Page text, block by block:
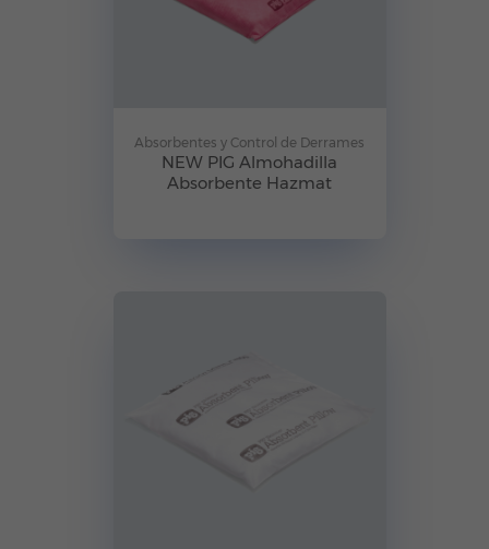
Absorbentes y Control de Derrames
NEW PIG Almohadilla
Absorbente Hazmat